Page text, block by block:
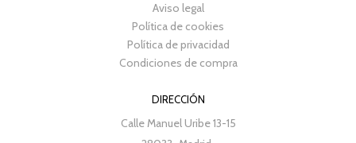
Aviso legal
Política de cookies
Política de privacidad
Condiciones de compra
DIRECCIÓN
Calle Manuel Uribe 13-15